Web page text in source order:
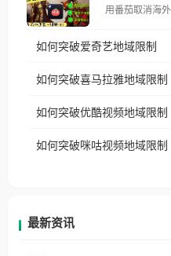
仅能在中国大陆地区播放。 遇
台湾、美国、
权限制所困扰。
用番茄取消海外地区限制。
播放”的提示语。 海外用户如香港、澳门、台湾、美
制问题，且仅能在中
户收听网易云
如何突破爱奇艺地域限制
如何突破喜马拉雅地域限制
如何突破优酷视频地域限制
如何突破咪咕视频地域限制
最新资讯